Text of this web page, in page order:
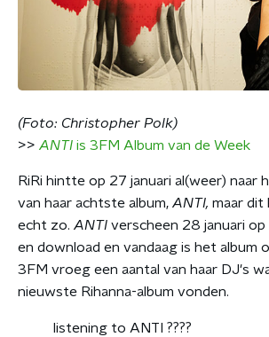
(Foto: Christopher Polk)
>> ANTI is 3FM Album van de Week
RiRi hintte op 27 januari al(weer) naar
van haar achtste album, ANTI, maar dit
echt zo. ANTI verscheen 28 januari op
en download en vandaag is het album
3FM vroeg een aantal van haar DJ's
nieuwste Rihanna-album vonden.
listening to ANTI ????